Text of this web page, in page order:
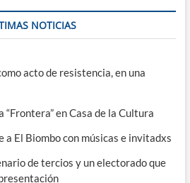
NOTICIAS
acto de resistencia, en una
en Casa de la Cultura
El Biombo con músicas e invitadxs
de tercios y un electorado que